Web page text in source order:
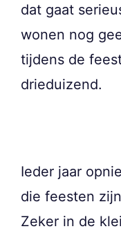
dat gaat
wonen nog
tijdens de
drieduizend.
Ieder jaar
die feesten
Zeker in de